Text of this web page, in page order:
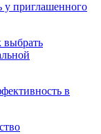
у приглашенного
выбрать
в